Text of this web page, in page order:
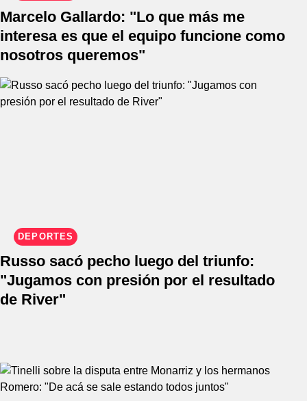
Marcelo Gallardo: "Lo que más me
interesa es que el equipo funcione como
nosotros queremos"
DEPORTES
Russo sacó pecho luego del triunfo:
"Jugamos con presión por el resultado
de River"